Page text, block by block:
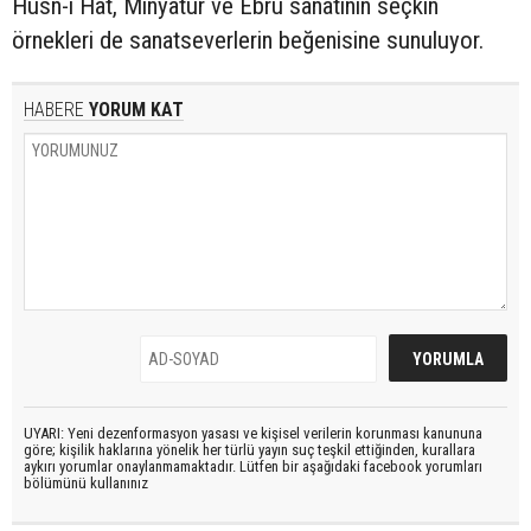
örnekleri de sanatseverlerin beğenisine sunuluyor.
HABERE YORUM KAT
UYARI: Yeni dezenformasyon yasası ve kişisel verilerin korunması kanununa
göre; kişilik haklarına yönelik her türlü yayın suç teşkil ettiğinden, kurallara
aykırı yorumlar onaylanmamaktadır. Lütfen bir aşağıdaki facebook yorumları
bölümünü kullanınız